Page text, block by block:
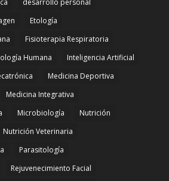
desarrollo personal
Etología
Fisioterapia Respiratoria
Humana
Inteligencia Artificial
Medicina Deportiva
Medicina Integrativa
Microbiología
Nutrición
Nutrición Veterinaria
Parasitología
Rejuvenecimiento Facial